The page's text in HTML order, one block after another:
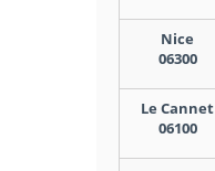
Nice
06300
Le Cannet
06100